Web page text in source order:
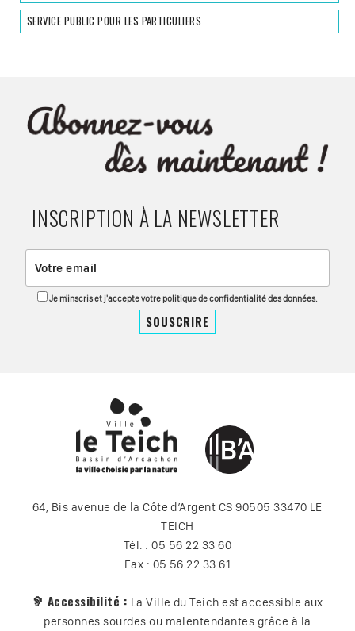
SERVICE PUBLIC POUR LES PARTICULIERS
INSCRIPTION À LA NEWSLETTER
Je m'inscris et j'accepte votre politique de confidentialité des données.
64, Bis avenue de la Côte d’Argent CS 90505 33470 LE
TEICH
Tél. : 05 56 22 33 60
Fax : 05 56 22 33 61
🦻 Accessibilité : La Ville du Teich est accessible aux
personnes sourdes ou malentendantes grâce à la